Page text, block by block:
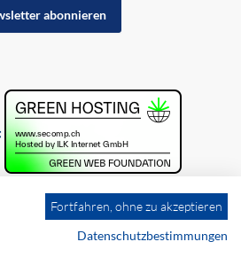
abonnieren
Fortfahren, ohne zu akzeptieren
Datenschutzbestimmungen